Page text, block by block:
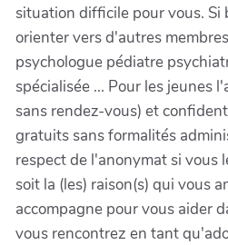
situation difficile pour vous. Si
orienter vers d'autres
psychologue pédiatre
spécialisée ... Pour les jeunes
sans rendez-vous) et
gratuits sans formalités
respect de l'anonymat si vous
soit la (les) raison(s) qui vous
accompagne pour vous aider
vous rencontrez en tant